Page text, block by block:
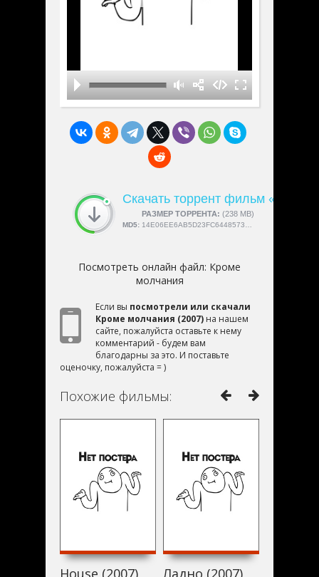
Скачать торрент фильм «Кроме
РАЗМЕР ТОРРЕНТА: (238 MB)
СКАЧАЛИ:4189
MD5: 14E06EE6AB5D23FC6448573A7D22BE11
Посмотреть онлайн файл: Кроме
молчания
Если вы посмотрели или скачали
Кроме молчания (2007) на нашем
сайте, пожалуйста оставьте к нему
комментарий - будем вам
благодарны за это. И поставьте
оценочку, пожалуйста = )
Похожие фильмы:
House (2007) Ладно (2007)